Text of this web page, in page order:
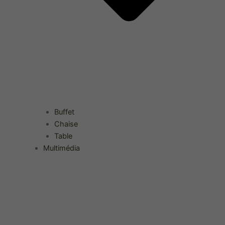
Buffet
Chaise
Table
Multimédia